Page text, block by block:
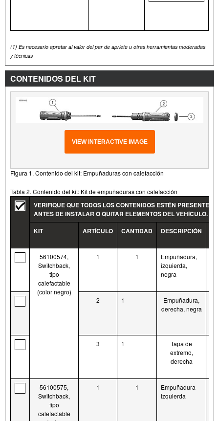
(1) Es necesario apretar al valor del par de apriete u otras herramientas moderadas
y técnicas
CONTENIDOS DEL KIT
VIEW INTERACTIVE IMAGE
Figura 1. Contenido del kit: Empuñaduras con calefacción
Tabla 2. Contenido del kit: Kit de empuñaduras con calefacción
VERIFIQUE QUE TODOS LOS CONTENIDOS ESTÉN PRESENTES
ANTES DE INSTALAR O QUITAR ELEMENTOS DEL VEHÍCULO.
KIT
ARTÍCULO CANTIDAD DESCRIPCIÓN
56100574,
Switchback,
tipo
calefactable
(color negro)
1 1
Empuñadura,
izquierda,
negra
2 1
Empuñadura,
derecha, negra
3 1
Tapa de
extremo,
derecha
56100575,
Switchback,
tipo
calefactable
1 1
Empuñadura
izquierda